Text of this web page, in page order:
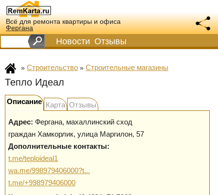
Всё для ремонта квартиры и офиса
Фергана
Новости Отзывы
» Строительство » Строительные магазины
Тепло Идеал
Описание Карта Отзывы
Адрес: Фергана, махаллинский сход
граждан Хамкорлик, улица Маргилон, 57
Дополнительные контакты:
t.me/teploideal1
wa.me/998979406000?t...
t.me/+998979406000